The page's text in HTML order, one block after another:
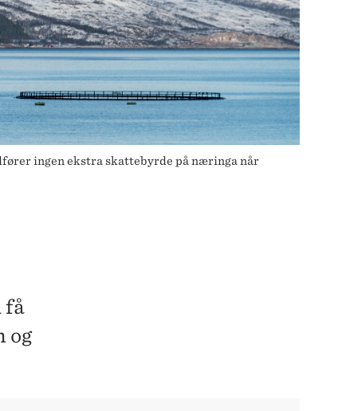
ingen ekstra skattebyrde på næringa når
få
og